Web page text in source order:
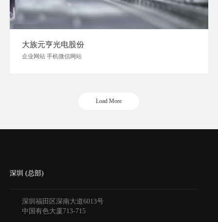
大族元亨光电股份
企业网站 手机微信网站
Load More
深圳 (总部)
深圳福田区深南大道6013号
中国有色大厦 713-715